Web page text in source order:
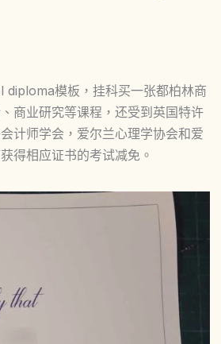
模板，挂科买一张都柏林商
商业研究等课程，还受到英国特许
计师学会，爱尔兰心理学协会和爱
得相应证书的考试减免。